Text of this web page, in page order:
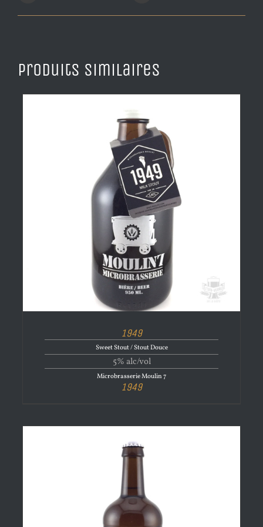
Produits similaires
1949
Sweet Stout / Stout Douce
5% alc/vol
Microbrasserie Moulin 7
1949